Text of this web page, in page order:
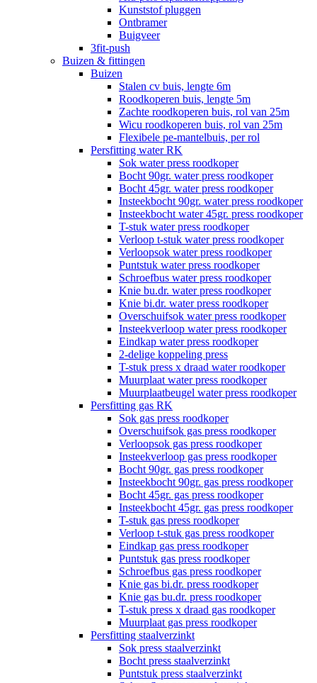
Kunststof pluggen
Ontbramer
Buigveer
3fit-push
Buizen & fittingen
Buizen
Stalen cv buis, lengte 6m
Roodkoperen buis, lengte 5m
Zachte roodkoperen buis, rol van 25m
Wicu roodkoperen buis, rol van 25m
Flexibele pe-mantelbuis, per rol
Persfitting water RK
Sok water press roodkoper
Bocht 90gr. water press roodkoper
Bocht 45gr. water press roodkoper
Insteekbocht 90gr. water press roodkoper
Insteekbocht water 45gr. press roodkoper
T-stuk water press roodkoper
Verloop t-stuk water press roodkoper
Verloopsok water press roodkoper
Puntstuk water press roodkoper
Schroefbus water press roodkoper
Knie bu.dr. water press roodkoper
Knie bi.dr. water press roodkoper
Overschuifsok water press roodkoper
Insteekverloop water press roodkoper
Eindkap water press roodkoper
2-delige koppeling press
T-stuk press x draad water roodkoper
Muurplaat water press roodkoper
Muurplaatbeugel water press roodkoper
Persfitting gas RK
Sok gas press roodkoper
Overschuifsok gas press roodkoper
Verloopsok gas press roodkoper
Insteekverloop gas press roodkoper
Bocht 90gr. gas press roodkoper
Insteekbocht 90gr. gas press roodkoper
Bocht 45gr. gas press roodkoper
Insteekbocht 45gr. gas press roodkoper
T-stuk gas press roodkoper
Verloop t-stuk gas press roodkoper
Eindkap gas press roodkoper
Puntstuk gas press roodkoper
Schroefbus gas press roodkoper
Knie gas bi.dr. press roodkoper
Knie gas bu.dr. press roodkoper
T-stuk press x draad gas roodkoper
Muurplaat gas press roodkoper
Persfitting staalverzinkt
Sok press staalverzinkt
Bocht press staalverzinkt
Puntstuk press staalverzinkt